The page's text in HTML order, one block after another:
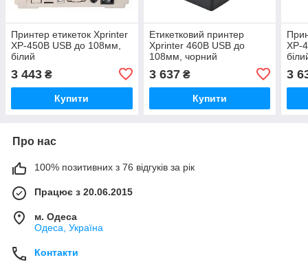
Принтер етикеток Xprinter
XP-450B USB до 108мм,
білий
3 443 ₴
Купити
Етикетковий принтер
Xprinter 460B USB до
108мм, чорний
3 637₴
Купити
XP-
3
Про нас
100% позитивних з 76 відгуків за рік
Працює з 20.06.2015
м. Одеса
Одеса, Україна
Контакти